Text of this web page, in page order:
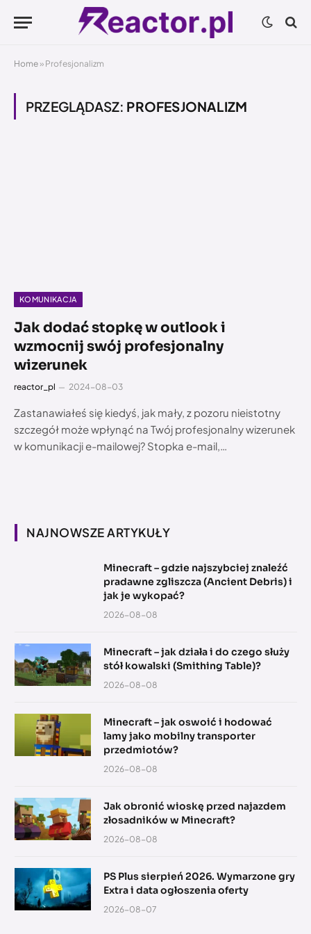
Home » Profesjonalizm
PRZEGLĄDASZ: PROFESJONALIZM
KOMUNIKACJA
Jak dodać stopkę w outlook i
wzmocnij swój profesjonalny
wizerunek
reactor_pl 2024-08-03
Zastanawiałeś się kiedyś, jak mały, z pozoru nieistotny
szczegół może wpłynąć na Twój profesjonalny wizerunek
w komunikacji e-mailowej? Stopka e-mail,…
NAJNOWSZE ARTYKUŁY
Minecraft – gdzie najszybciej znaleźć
pradawne zgliszcza (Ancient Debris) i
jak je wykopać?
2026-08-08
Minecraft – jak działa i do czego służy
stół kowalski (Smithing Table)?
2026-08-08
Minecraft – jak oswoić i hodować
lamy jako mobilny transporter
przedmiotów?
2026-08-08
Jak obronić wioskę przed najazdem
złosadników w Minecraft?
2026-08-08
PS Plus sierpień 2026. Wymarzone gry
Extra i data ogłoszenia oferty
2026-08-07